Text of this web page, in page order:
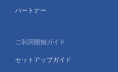
パートナー
ご利用開始ガイド
セットアップガイド